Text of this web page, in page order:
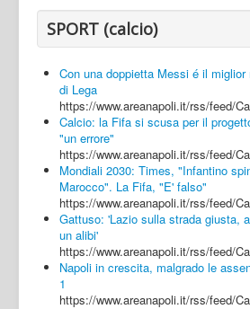
SPORT (calcio)
Con una doppietta Messi é il
di Lega
https://www.areanapoli.it/rss/feed/
Calcio: la Fifa si scusa per il
"un errore"
https://www.areanapoli.it/rss/feed/
Mondiali 2030: Times, "Infantino
Marocco". La Fifa, "E' falso"
https://www.areanapoli.it/rss/feed/
Gattuso: 'Lazio sulla strada giusta,
un alibi'
https://www.areanapoli.it/rss/feed/
Napoli in crescita, malgrado le
1
https://www.areanapoli.it/rss/feed/